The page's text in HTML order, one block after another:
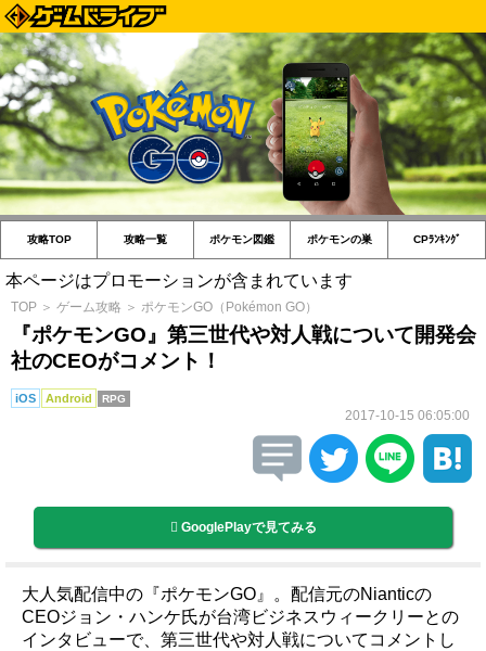
攻略TOP 攻略一覧 ポケモン図鑑 ポケモンの巣 CPﾗﾝｷﾝｸﾞ
本ページはプロモーションが含まれています
TOP ＞ ゲーム攻略 ＞ ポケモンGO（Pokémon GO）
『ポケモンGO』第三世代や対人戦について開発会
社のCEOがコメント！
iOS Android RPG
2017-10-15 06:05:00
GooglePlayで見てみる
大人気配信中の『ポケモンGO』。配信元のNianticの
CEOジョン・ハンケ氏が台湾ビジネスウィークリーとの
インタビューで、第三世代や対人戦についてコメントし